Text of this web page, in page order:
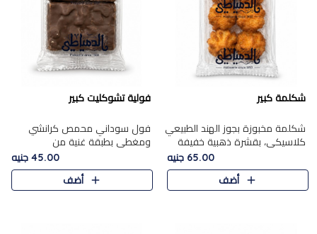
شكلمة كبير
شكلمة مخبوزة بجوز الهند الطبيعي
كلاسيكي، بقشرة ذهبية خفيفة
وقلب طري رطب يذوب في الفم،
تمنحك المذاق الشرقي الحلو الأصيل
التقليدي في كل لقمة.
65.00 جنيه
أضف
فولية تشوكليت كبير
فول سوداني محمص كرانشي
ومغطى بطبقة غنية من
الشوكولاتة، يجمع بين طعم
القرمشة الأصيلة الكلاسكيكية
التقليدية للفول السوداني وحلاوة
45.00 جنيه
أضف